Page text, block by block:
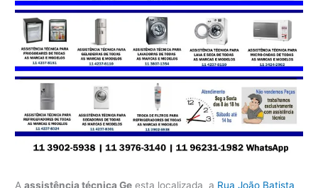
Aassistência técnica Ge esta localizada a Rua João Batista